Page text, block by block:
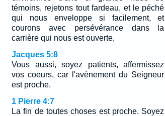
témoins, rejetons tout fardeau, et le péché
qui nous enveloppe si facilement, et
courons avec persévérance dans la
carrière qui nous est ouverte,
Jacques 5:8
Vous aussi, soyez patients, affermissez
vos coeurs, car l'avènement du Seigneur
est proche.
1 Pierre 4:7
La fin de toutes choses est proche. Soyez